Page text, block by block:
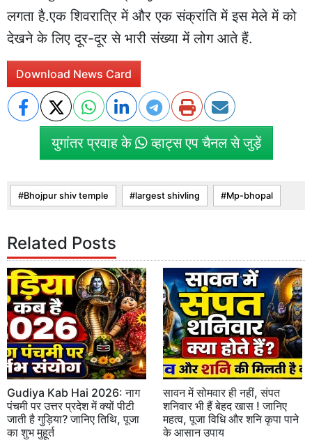
लगता है.एक शिवरात्रि में और एक संक्रांति में इस मेले में को
देखने के लिए दूर-दूर से भारी संख्या में लोग आते हैं.
Download News Card
युगांतर प्रवाह के व्हाट्स एप चैनल से जुड़ें
Bhojpur shiv temple largest shivling Mp-bhopal
Related Posts
Gudiya Kab Hai 2026: नाग
पंचमी पर उत्तर प्रदेश में क्यों पीटी
जाती है गुड़िया? जानिए तिथि, पूजा
का शुभ मुहूर्त
सावन में सोमवार ही नहीं, संपत
शनिवार भी हैं बेहद खास ! जानिए
महत्व, पूजा विधि और शनि कृपा पाने
के आसान उपाय